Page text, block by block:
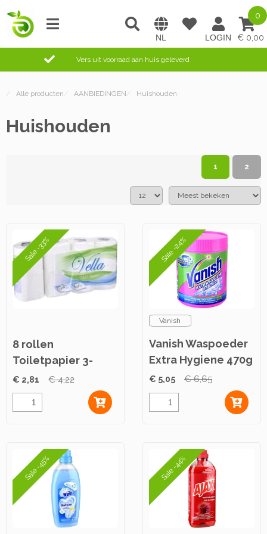
0,00
0
Vers uit voorraad aan huis geleverd
/ Alle producten / AANBIEDINGEN / Huishouden
Huishouden
1 2
Sale -33%
8 rollen
Toiletpapier 3-
laags
€ 2,81 € 4,22
Sale -24%
Vanish
Vanish Waspoeder
Extra Hygiene 470g
€ 5,05 € 6,65
Sale -45% Sale -44%